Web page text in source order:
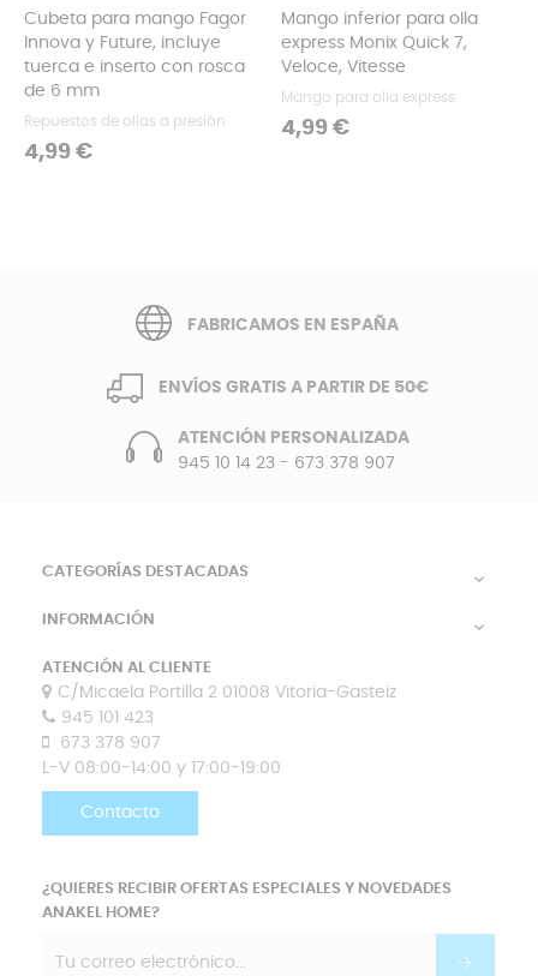
Cubeta para mango Fagor
Innova y Future, incluye
tuerca e inserto con rosca
de 6 mm
Repuestos de ollas a presión
Precio
4,99 €
Mango inferior para olla
express Monix Quick 7,
Veloce, Vitesse
Mango para olla express
Precio
4,99 €
‹
FABRICAMOS EN ESPAÑA
ENVÍOS GRATIS A PARTIR DE 50€
ATENCIÓN PERSONALIZADA
945 10 14 23- 673 378 907
CATEGORÍAS DESTACADAS 
INFORMACIÓN 
ATENCIÓN AL CLIENTE
C/Micaela Portilla 2 01008 Vitoria-Gasteiz
945 101 423
673 378 907
L-V 08:00-14:00 y 17:00-19:00
Contacto
¿QUIERES RECIBIR OFERTAS ESPECIALES Y NOVEDADES
ANAKEL HOME?